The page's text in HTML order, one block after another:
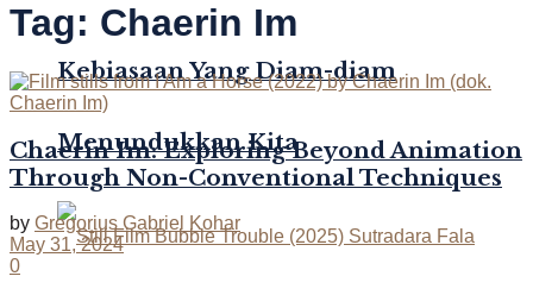
Kebiasaan Yang Diam-diam
Menundukkan Kita
Tag: Chaerin Im
Chaerin Im: Exploring Beyond Animation
Through Non-Conventional Techniques
by Gregorius Gabriel Kohar
May 31, 2024
0